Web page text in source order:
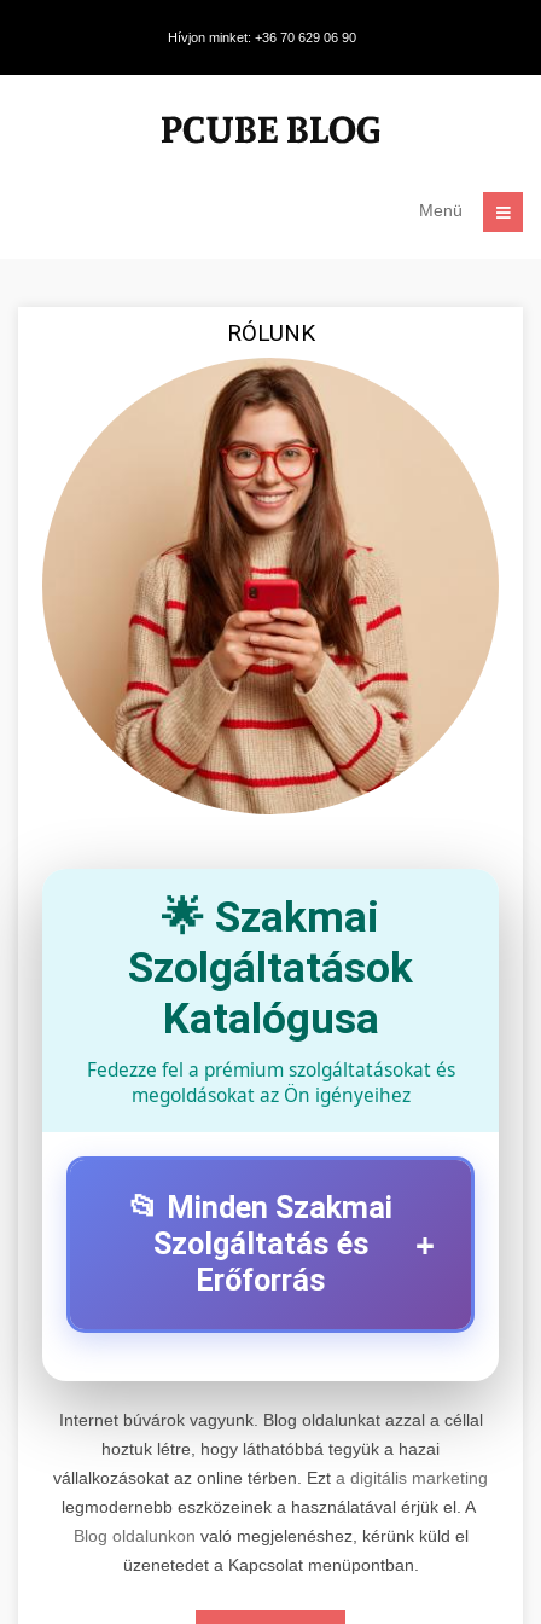
Hívjon minket: +36 70 629 06 90
Menü
RÓLUNK
🌟 Szakmai
Szolgáltatások
Katalógusa
Fedezze fel a prémium szolgáltatásokat és
megoldásokat az Ön igényeihez
📂 Minden Szakmai
Szolgáltatás és
Erőforrás
+
+
Professzionális elektromos roller javítási és
karbantartási szolgáltatások. Szakértő
technikusaink minőségi szervízt nyújtanak
minden jelentős márkához és modellhez.
Szervizközpont Látogatása
📊 2. Online Marketing
Ügynökség
+
Átfogó online marketing szolgáltatások,
beleértve a SEO-t, közösségi média kezelést és
Internet búvárok vagyunk. Blog oldalunkat azzal a céllal
hoztuk létre, hogy láthatóbbá tegyük a hazai
vállalkozásokat az online térben. Ezt a digitális marketing
legmodernebb eszközeinek a használatával érjük el. A
Blog oldalunkon való megjelenéshez, kérünk küld el
üzenetedet a Kapcsolat menüpontban.